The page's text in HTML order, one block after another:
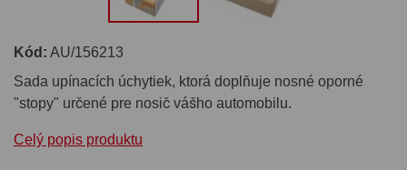
Kód: AU/156213
Sada upínacích úchytiek, ktorá doplňuje nosné oporné
"stopy" určené pre nosič vášho automobilu.
Celý popis produktu